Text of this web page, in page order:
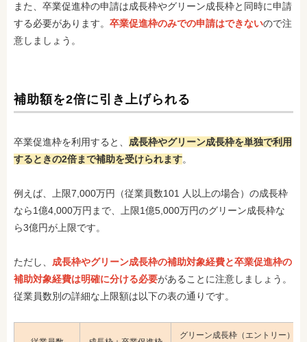
また、卒業促進枠の申請は成長枠やグリーン成長枠と同時に申請
する必要があります。 卒業促進枠のみでの申請はできないので注
意しましょう。
補助額を2倍に引き上げられる
卒業促進枠を利用すると、 成長枠やグリーン成長枠を単独で利用
するときの2倍まで補助を受けられます。
例えば、上限7,000万円（従業員数101 人以上の場合）の成長枠
なら1億4,000万円まで、上限1億5,000万円のグリーン成長枠な
ら3億円が上限です。
ただし、 成長枠やグリーン成長枠の補助対象経費と卒業促進枠の
補助対象経費は明確に分ける必要があることに注意しましょう。
従業員数別の詳細な上限額は以下の表の通りです。
グリーン成長枠（エントリー）